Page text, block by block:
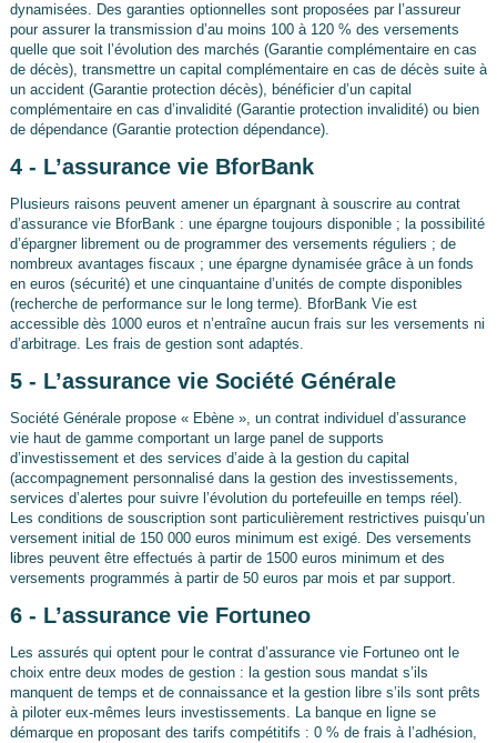
dynamisées. Des garanties optionnelles sont proposées par l’assureur
pour assurer la transmission d’au moins 100 à 120 % des versements
quelle que soit l’évolution des marchés (Garantie complémentaire en cas
de décès), transmettre un capital complémentaire en cas de décès suite à
un accident (Garantie protection décès), bénéficier d’un capital
complémentaire en cas d’invalidité (Garantie protection invalidité) ou bien
de dépendance (Garantie protection dépendance).
4 - L’assurance vie BforBank
Plusieurs raisons peuvent amener un épargnant à souscrire au contrat
d’assurance vie BforBank : une épargne toujours disponible ; la possibilité
d’épargner librement ou de programmer des versements réguliers ; de
nombreux avantages fiscaux ; une épargne dynamisée grâce à un fonds
en euros (sécurité) et une cinquantaine d’unités de compte disponibles
(recherche de performance sur le long terme). BforBank Vie est
accessible dès 1000 euros et n’entraîne aucun frais sur les versements ni
d’arbitrage. Les frais de gestion sont adaptés.
5 - L’assurance vie Société Générale
Société Générale propose « Ebène », un contrat individuel d’assurance
vie haut de gamme comportant un large panel de supports
d’investissement et des services d’aide à la gestion du capital
(accompagnement personnalisé dans la gestion des investissements,
services d’alertes pour suivre l’évolution du portefeuille en temps réel).
Les conditions de souscription sont particulièrement restrictives puisqu’un
versement initial de 150 000 euros minimum est exigé. Des versements
libres peuvent être effectués à partir de 1500 euros minimum et des
versements programmés à partir de 50 euros par mois et par support.
6 - L’assurance vie Fortuneo
Les assurés qui optent pour le contrat d’assurance vie Fortuneo ont le
choix entre deux modes de gestion : la gestion sous mandat s’ils
manquent de temps et de connaissance et la gestion libre s’ils sont prêts
à piloter eux-mêmes leurs investissements. La banque en ligne se
démarque en proposant des tarifs compétitifs : 0 % de frais à l’adhésion,